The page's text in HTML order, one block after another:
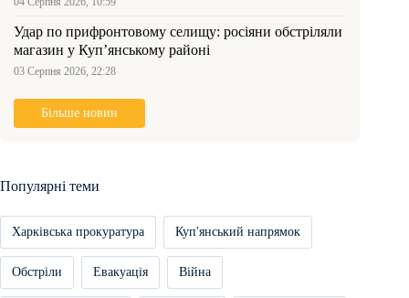
Удар по прифронтовому селищу: росіяни обстріляли
магазин у Куп’янському районі
03 Серпня 2026, 22:28
Більше новин
Популярні теми
Харківська прокуратура Куп'янський напрямок
Обстріли Евакуація Війна